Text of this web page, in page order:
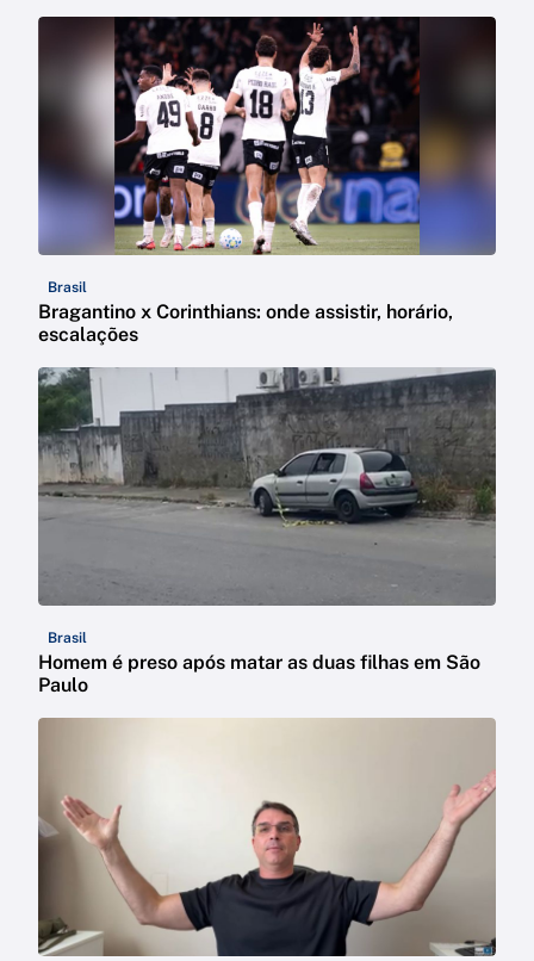
Brasil
Bragantino x Corinthians: onde assistir, horário,
escalações
Brasil
Homem é preso após matar as duas filhas em São
Paulo